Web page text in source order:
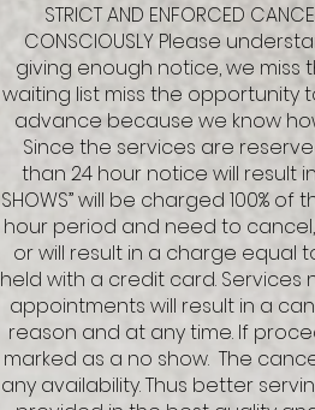
STRICT AND ENFORCED
CONSCIOUSLY Please
giving enough notice, we
waiting list miss the opportunity
advance because we know
Since the services are
than 24 hour notice will result
SHOWS” will be charged 100%
hour period and need to
or will result in a charge equal
held with a credit card. Services
appointments will result in a
reason and at any time. If
marked as a no show. The
any availability. Thus better